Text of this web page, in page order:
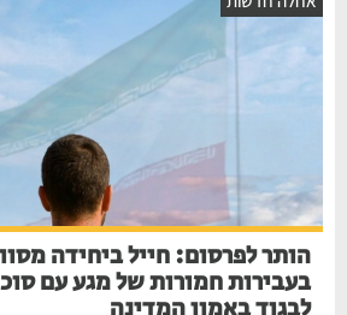
הותר לפרסום: חייל ביחידה
בעבירות חמורות של מגע עם סוכן